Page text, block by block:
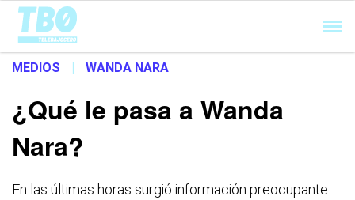
Cargando...
MEDIOS | WANDA NARA
¿Qué le pasa a Wanda
Nara?
En las últimas horas surgió información preocupante